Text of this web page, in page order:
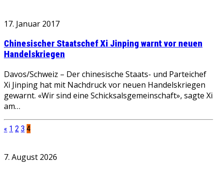
17. Januar 2017
Chinesischer Staatschef Xi Jinping warnt vor neuen
Handelskriegen
Davos/Schweiz – Der chinesische Staats- und Parteichef
Xi Jinping hat mit Nachdruck vor neuen Handelskriegen
gewarnt. «Wir sind eine Schicksalsgemeinschaft», sagte Xi
am…
« 1 2 3 4
7. August 2026